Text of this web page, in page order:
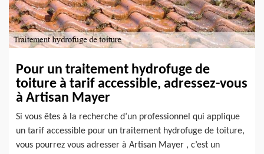
Pour un traitement hydrofuge de
toiture à tarif accessible, adressez-vous
à Artisan Mayer
Si vous êtes à la recherche d’un professionnel qui applique
un tarif accessible pour un traitement hydrofuge de toiture,
vous pourrez vous adresser à Artisan Mayer , c’est un